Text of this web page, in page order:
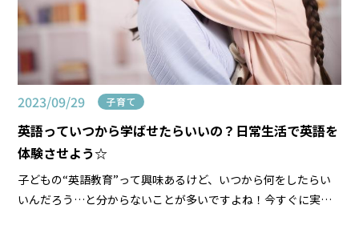
2023/09/29 子育て
英語っていつから学ばせたらいいの？日常生活で英語を
体験させよう☆
子どもの“英語教育”って興味あるけど、いつから何をしたらい
いんだろう…と分からないことが多いですよね！今すぐに実践